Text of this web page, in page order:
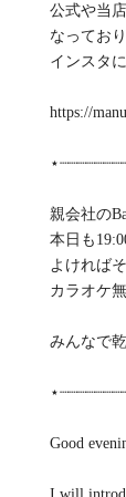
公式や当
なってお
インスタ
https://
親会社の
本日も
よければ
カラオケ
みんなで
Good